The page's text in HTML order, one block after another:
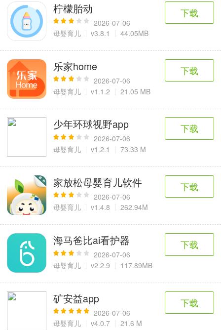
柠檬胎动
2026-07-06
母婴育儿
v3.8.1 44.05MB
下载
乐家home
2026-07-06
母婴育儿
v1.1.2 21.05 MB
下载
少年环球视野app
2026-07-06
母婴育儿
v1.2.1 73.33 M
下载
家放松母婴育儿软件
2026-07-06
母婴育儿
v1.4.8 262.94M
下载
海马爸比ai看护器
2026-07-06
母婴育儿
v2.2.9 117.89MB
下载
矿安益app
2026-07-06
母婴育儿
v4.0.7 21.6 M
下载